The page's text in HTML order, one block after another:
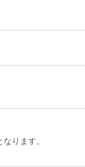
ります。